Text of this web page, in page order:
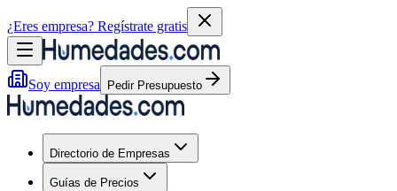
¿Eres empresa? Regístrate gratis
Soy empresa Pedir Presupuesto
Directorio de Empresas
Guías de Precios